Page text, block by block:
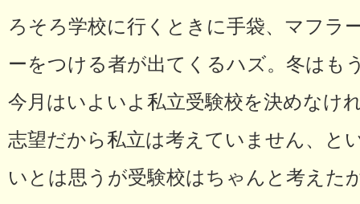
ろそろ学校に行くときに手袋、マフラ
ーをつける者が出てくるハズ。冬はも
今月はいよいよ私立受験校を決めなけ
志望だから私立は考えていません、と
いとは思うが受験校はちゃんと考えた